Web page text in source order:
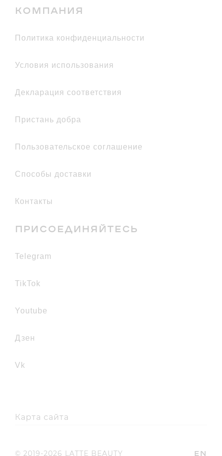
КОМПАНИЯ
политика конфиденциальности
условия использования
декларация соответствия
Пристань добра
Пользовательское соглашение
Способы доставки
Контакты
ПРИСОЕДИНЯЙТЕСЬ
telegram
TikTok
youtube
дзен
vk
Карта сайта
© 2019-2026 LATTE BEAUTY EN